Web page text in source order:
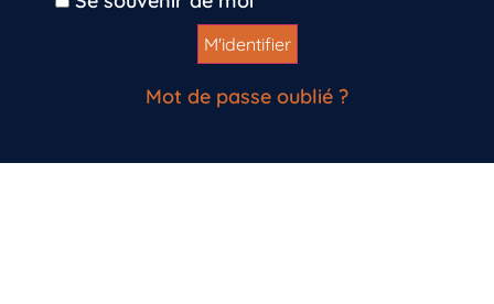
Mot de passe oublié ?